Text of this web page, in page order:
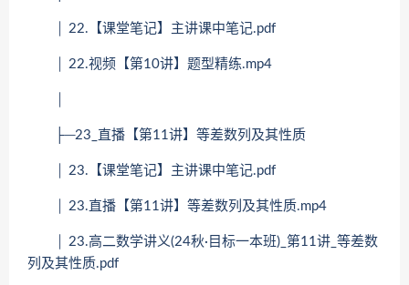
│ 22.【课堂笔记】主讲课中笔记.pdf
│ 22.视频【第10讲】题型精练.mp4
├─23_直播【第11讲】等差数列及其性质
│ 23.【课堂笔记】主讲课中笔记.pdf
│ 23.直播【第11讲】等差数列及其性质.mp4
│ 23.高二数学讲义(24秋·目标一本班)_第11讲_等差数
列及其性质.pdf